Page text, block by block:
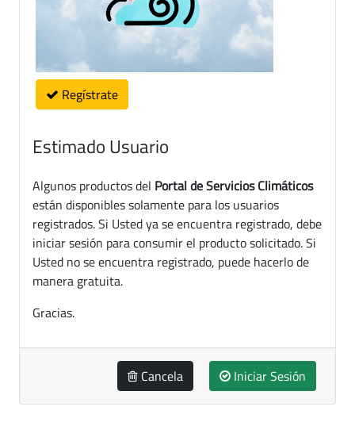
Regístrate
Estimado Usuario
Algunos productos del Portal de Servicios Climáticos
están disponibles solamente para los usuarios
registrados. Si Usted ya se encuentra registrado, debe
iniciar sesión para consumir el producto solicitado. Si
Usted no se encuentra registrado, puede hacerlo de
manera gratuita.
Gracias.
Cancela Iniciar Sesión